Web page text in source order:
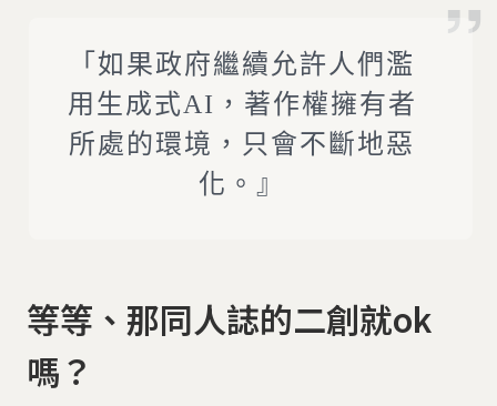
「如果政府繼續允許人們濫
用生成式AI，著作權擁有者
所處的環境，只會不斷地惡
化。』
等等、那同人誌的二創就ok
嗎？